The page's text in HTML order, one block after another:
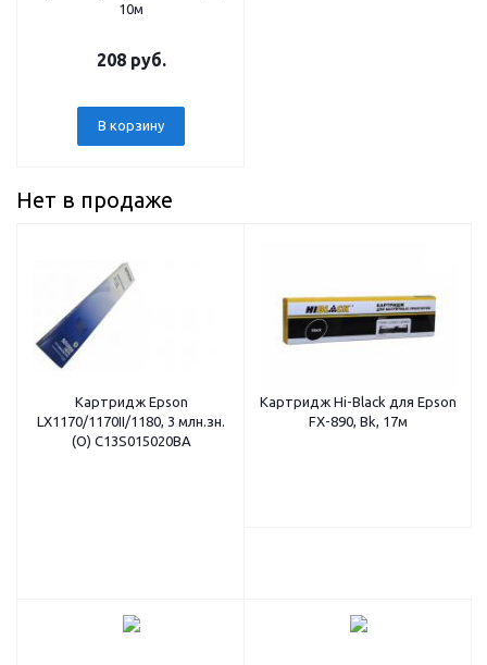
10м
208 руб.
В корзину
Нет в продаже
Картридж Epson
LX1170/1170II/1180, 3 млн.зн.
(О) C13S015020BA
Картридж Hi-Black для Epson
FX-890, Bk, 17м